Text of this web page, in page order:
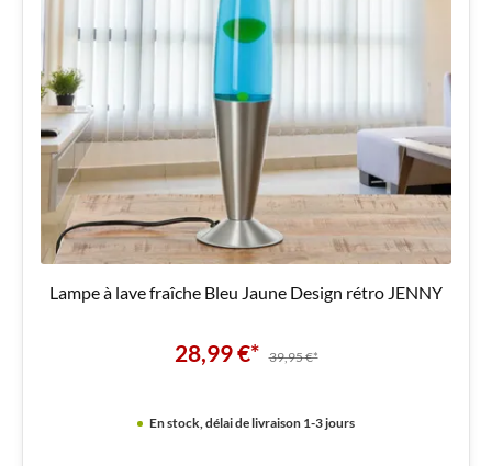
Lampe à lave fraîche Bleu Jaune Design rétro JENNY
28,99 €* 39,95 €*
En stock, délai de livraison 1-3 jours